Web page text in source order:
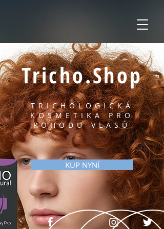
Tricho.Shop
TRICHOLOGICKÁ
KOSMETIKA PRO
POHODU VLASŮ
KUP NYNÍ